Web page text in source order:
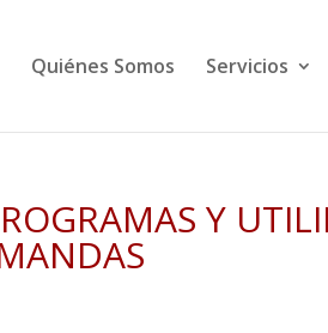
Quiénes Somos Servicios
Y